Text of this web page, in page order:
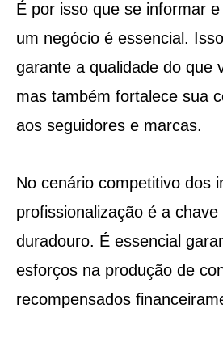
É por isso que se informar
um negócio é essencial.
garante a qualidade do que
mas também fortalece sua
aos seguidores e marcas.
No cenário competitivo dos
profissionalização é a
duradouro. É essencial
esforços na produção de
recompensados